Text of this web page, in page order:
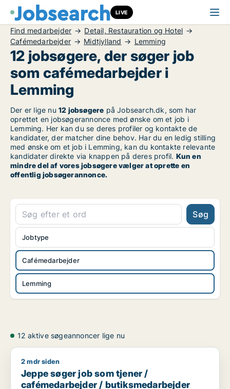
LIVE
Find medarbejder
Detail, Restauration og Hotel
Cafémedarbejder
Midtjylland Lemming
12 jobsøgere, der søger job
som cafémedarbejder i
Lemming
Der er lige nu 12 jobsøgere på Jobsearch.dk, som har
oprettet en jobsøgerannonce med ønske om et job i
Lemming. Her kan du se deres profiler og kontakte de
kandidater, der matcher dine behov. Har du en ledig stilling
med ønske om et job i Lemming, kan du kontakte relevante
kandidater direkte via knappen på deres profil. Kun en
mindre del af vores jobsøgere vælger at oprette en
offentlig jobsøgerannonce.
Søg
Cafémedarbejder
Lemming
Jobtype
12 aktive søgeannoncer lige nu
Jeppe søger job som tjener / cafémedarbejder /
2 mdr siden
Jeppe søger job som tjener /
cafémedarbejder / butiksmedarbejder